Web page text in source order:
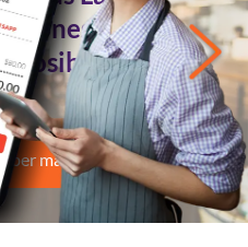
Posible
más